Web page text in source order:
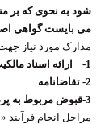
شود به نحوی که بر
می بایست گواهی
مدارک مورد نیاز جهت
1-
ارائه اسناد
2- تقاضانامه
3- قبوض مربوط به
مراحل انجام فرآیند «